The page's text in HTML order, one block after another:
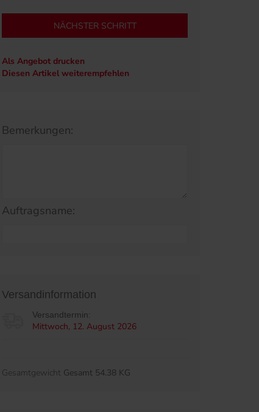
NÄCHSTER SCHRITT
Als Angebot drucken
Diesen Artikel weiterempfehlen
Bemerkungen:
Auftragsname:
Versandinformation
Versandtermin:
Mittwoch, 12. August 2026
Gesamtgewicht Gesamt 54.38 KG